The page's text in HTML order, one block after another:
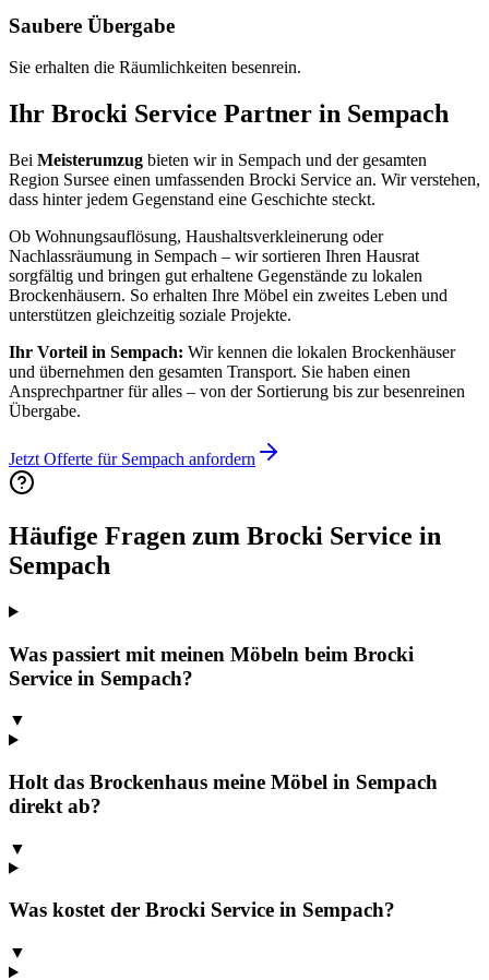
Saubere Übergabe
Sie erhalten die Räumlichkeiten besenrein.
Ihr Brocki Service Partner in Sempach
Bei Meisterumzug bieten wir in Sempach und der gesamten
Region Sursee einen umfassenden Brocki Service an. Wir verstehen,
dass hinter jedem Gegenstand eine Geschichte steckt.
Ob Wohnungsauflösung, Haushaltsverkleinerung oder
Nachlassräumung in Sempach – wir sortieren Ihren Hausrat
sorgfältig und bringen gut erhaltene Gegenstände zu lokalen
Brockenhäusern. So erhalten Ihre Möbel ein zweites Leben und
unterstützen gleichzeitig soziale Projekte.
Ihr Vorteil in Sempach: Wir kennen die lokalen Brockenhäuser
und übernehmen den gesamten Transport. Sie haben einen
Ansprechpartner für alles – von der Sortierung bis zur besenreinen
Übergabe.
Jetzt Offerte für Sempach anfordern
Häufige Fragen zum Brocki Service in
Sempach
Was passiert mit meinen Möbeln beim Brocki
Service in Sempach?
▼
Holt das Brockenhaus meine Möbel in Sempach
direkt ab?
▼
Was kostet der Brocki Service in Sempach?
▼